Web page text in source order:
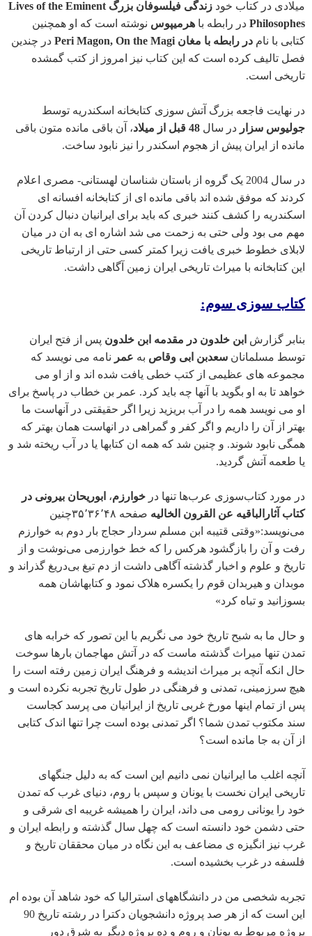
میلادی در کتاب خود
زندگی فیلسوفان بزرگ Lives of the Eminent
Philosophes در رابطه با هرمیپوس نوشته است که او همچنین
کتابی با نام در رابطه با مغان Peri Magon, On the Magi
در چندین
فصل تالیف کرده است که این کتاب نیز امروز از کتب گمشده
تاریخی است.
در نهایت فاجعه بزرگ آتش سوزی کتابخانه اسکندریه توسط
جولیوس سزار در سال 48 قبل از میلاد
، آن باقی مانده متون باقی
مانده از ایران پیش از هجوم اسکندر را نیز نابود ساخت.
در سال 2004 یک گروه از باستان شناسان لهستانی- مصری اعلام
کردند که موفق شده اند باقی مانده ای از کتابخانه افسانه ای
اسکندریه را کشف کنند خبری که باید برای ایرانیان دنبال کردن آن
مهم می بود ولی حتی به زحمت می شد اشاره ای به ان در میان
لابلای خطوط خبری یافت زیرا کمتر کسی حتی از ارتباط تاریخی
این کتابخانه با میراث تاریخی ایران زمین آگاهی داشت.
کتاب سوزی سوم:
بنابر گزارش ابن خلدون در مقدمه ابن خلدون پس از فتح ایران
توسط مسلمانان سعدبن ابی وقاص به عمر نامه می نویسد که
مجموعه های عظیمی از کتب خطی یافت شده اند و از او می
خواهد تا به او بگوید با آنها چه باید کرد. عمر بن خطاب در پاسخ برای
او می نویسد همه را در آب بریزید زیرا اگر حقیقتی در آنهاست ما
بهتر از آن را داریم و اگر کفر و گمراهی در انهاست همان بهتر که
همگی نابود شوند. و چنین شد که همه ان کتابها یا در آب ریخته شد و
یا طعمه آتش گردید.
در مورد کتاب‌سوزی عرب‌ها تنها در خوارزم، ابوریحان بیرونی در
کتاب آثارالباقیه عن القرون الخالیه
صفحه ۳۵٬۳۶٬۴۸چنین
می‌نویسد:«وقتی قتیبه ابن مسلم سردار حجاج بار دوم به خوارزم
رفت و آن را بازگشود هرکس را که خط خوارزمی می‌نوشت و از
تاریخ و علوم و اخبار گذشته آگاهی داشت از دم تیغ بی‌دریغ گذراند و
موبدان و هیربدان قوم را یکسره هلاک نمود و کتابهاشان همه
بسوزانید و تباه کرد»
و حال ما به شبح تاریخ خود می نگریم با این تصور که خرابه های
تمدن تنها میراث گذشته ماست که در آتش مهاجمان بارها سوخت
حال انکه آنچه بر میراث اندیشه و فرهنگ ایران زمین رفته است را
هیچ سرزمینی، تمدنی و فرهنگی در طول تاریخ تجربه نکرده است و
پس از تمام اینها مورخ غربی تاریخ از ایرانیان می پرسد کجاست
سند مکتوب تمدن شما؟ اگر تمدنی بوده است چرا تنها اندک کتابی
از آن به جا مانده است؟
آنچه اغلب ما ایرانیان نمی دانیم این است که به دلیل جنگهای
تاریخی ایران نخست با یونان و سپس با روم، دنیای غرب که تمدن
خود را یونانی رومی می داند، ایران را همیشه غریبه ای شرقی و
حتی دشمن خود دانسته است که چهل سال گذشته و رابطه ایران و
غرب نیز انگیزه ی مضاعف به این نگاه در میان محققان تاریخ و
فلسفه در غرب بخشیده است.
تجربه شخصی من در دانشگاههای استرالیا که خود شاهد آن بوده ام
این است که از هر صد پروژه دانشجویان دکترا در رشته تاریخ 90
پروژه مربوط به یونان و روم و ده پروژه دیگر به شرق دور